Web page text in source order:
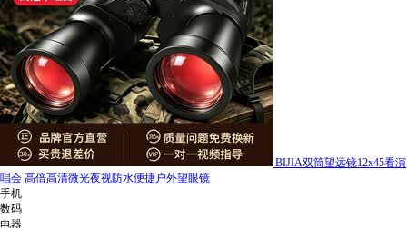
BIJIA双筒望远镜12x45看演
唱会 高倍高清微光夜视防水便捷户外望眼镜
手机
数码
电器